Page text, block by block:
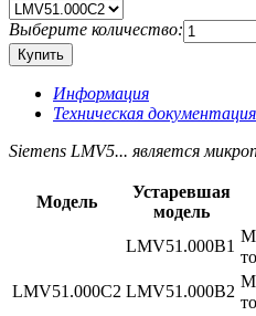
Выберите количество:
Информация
Техническая документация
Siemens LMV5... является
Модель
Устаревшая
модель
LMV51.000B1
LMV51.000C2 LMV51.000B2